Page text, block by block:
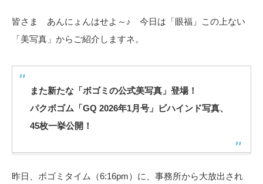
皆さま あんにょんはせよ～♪ 今日は「眼福」この上ない
「美写真」からご紹介しますネ。
また新たな「ボゴミの公式美写真」登場！
パクボゴム「GQ 2026年1月号」ビハインド写真、
45枚一挙公開！
昨日、ボゴミタイム（6:16pm）に、事務所から大放出され